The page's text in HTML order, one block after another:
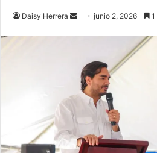
Daisy Herrera
a
n
i
junio 2, 2026